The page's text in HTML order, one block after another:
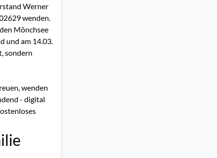
Werner
wenden.
Mönchsee
und am 14.03.
sondern
wenden
- digital